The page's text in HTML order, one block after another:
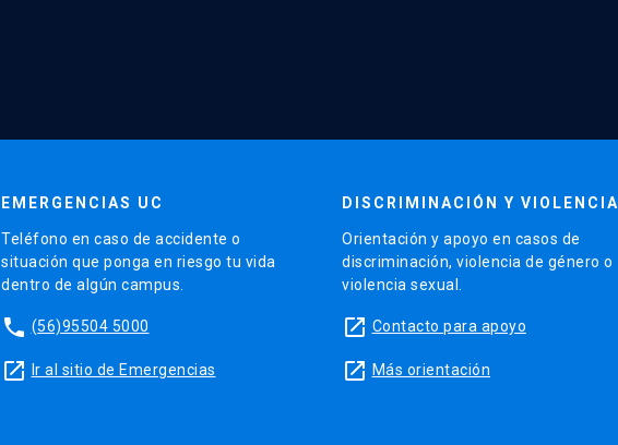
EMERGENCIAS UC
Teléfono en caso de accidente o
situación que ponga en riesgo tu vida
dentro de algún campus.
phone (56)95504 5000
launch Ir al sitio de Emergencias
DISCRIMINACIÓN Y VIOLENCIA
Orientación y apoyo en casos de
discriminación, violencia de género o
violencia sexual.
launch Contacto para apoyo
launch Más orientación